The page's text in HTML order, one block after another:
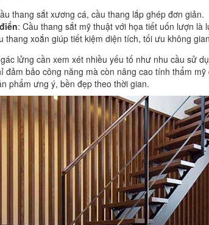
thang sắt xương cá, cầu thang lắp ghép đơn giản.
: Cầu thang sắt mỹ thuật với họa tiết uốn lượn là
thang xoắn giúp tiết kiệm diện tích, tối ưu không
lửng cần xem xét nhiều yếu tố như nhu cầu sử
đảm bảo công năng mà còn nâng cao tính thẩm
phẩm ưng ý, bền đẹp theo thời gian.